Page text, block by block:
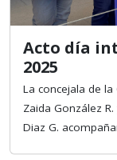
Acto día
2025
La concejala de
Zaida González
Diaz G.